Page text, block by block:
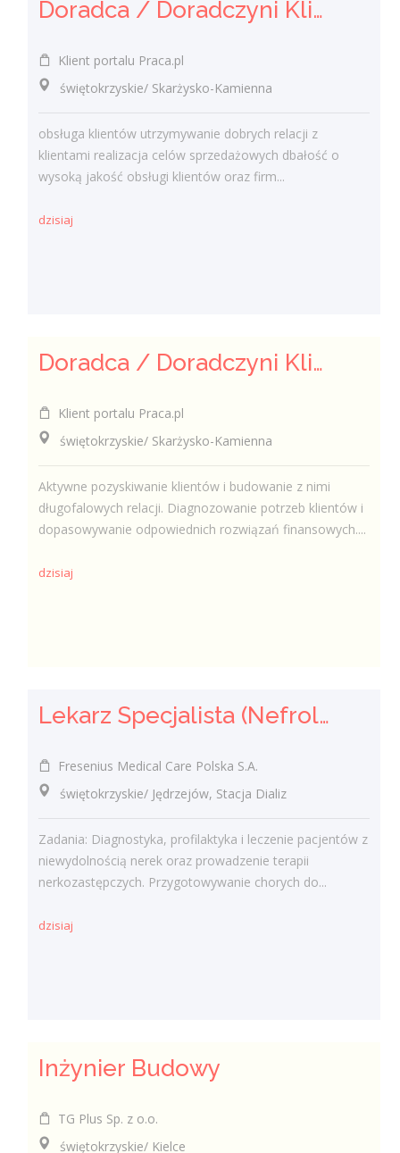
Doradca / Doradczyni Klienta (bankowość)
Klient portalu Praca.pl
świętokrzyskie/ Skarżysko-Kamienna
obsługa klientów utrzymywanie dobrych relacji z
klientami realizacja celów sprzedażowych dbałość o
wysoką jakość obsługi klientów oraz firm...
dzisiaj
Doradca / Doradczyni Klienta – branża finansowa
Klient portalu Praca.pl
świętokrzyskie/ Skarżysko-Kamienna
Aktywne pozyskiwanie klientów i budowanie z nimi
długofalowych relacji. Diagnozowanie potrzeb klientów i
dopasowywanie odpowiednich rozwiązań finansowych....
dzisiaj
Lekarz Specjalista (Nefrolog / Internista) (K/M/N)
Fresenius Medical Care Polska S.A.
świętokrzyskie/ Jędrzejów, Stacja Dializ
Zadania: Diagnostyka, profilaktyka i leczenie pacjentów z
niewydolnością nerek oraz prowadzenie terapii
nerkozastępczych. Przygotowywanie chorych do...
dzisiaj
Inżynier Budowy
TG Plus Sp. z o.o.
świętokrzyskie/ Kielce